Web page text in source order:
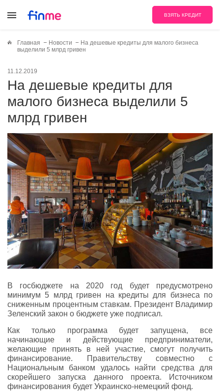
ВЗЯТЬ КРЕДИТ
Главная Новости
На дешевые кредиты для малого бизнеса
выделили 5 млрд гривен
11.12.2019
На дешевые кредиты для
малого бизнеса выделили 5
млрд гривен
В госбюджете на 2020 год будет предусмотрено
минимум 5 млрд гривен на кредиты для бизнеса по
сниженным процентным ставкам. Президент Владимир
Зеленский закон о бюджете уже подписал.
Как только программа будет запущена, все
начинающие и действующие предприниматели,
желающие принять в ней участие, смогут получить
финансирование. Правительству совместно с
Национальным банком удалось найти средства для
скорейшего запуска данного проекта. Источником
финансирования будет Украинско-немецкий фонд.